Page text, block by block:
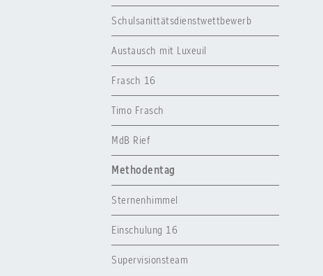
Schulsanittätsdienstwettbewerb
Austausch mit Luxeuil
Frasch 16
Timo Frasch
MdB Rief
Methodentag
Sternenhimmel
Einschulung 16
Supervisionsteam